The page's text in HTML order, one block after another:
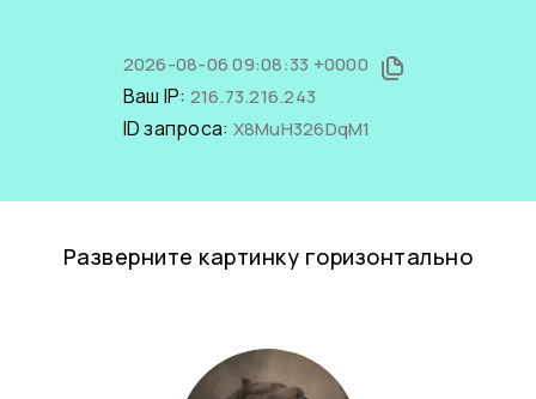
2026-08-06 09:08:33 +0000
Ваш IP: 216.73.216.243
ID запроса: X8MuH326DqM1
Разверните картинку горизонтально